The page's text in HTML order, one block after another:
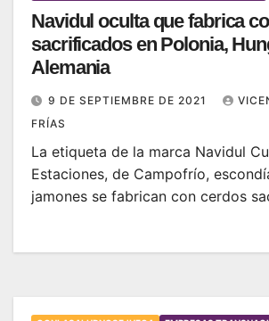
Navidul oculta que fabrica
sacrificados en Polonia,
Alemania
9 DE SEPTIEMBRE DE 2021
FRÍAS
La etiqueta de la marca Navidul
Estaciones, de Campofrío,
jamones se fabrican con cerdos